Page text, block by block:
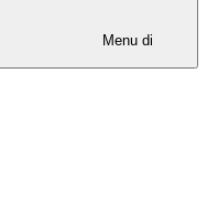
Menu di